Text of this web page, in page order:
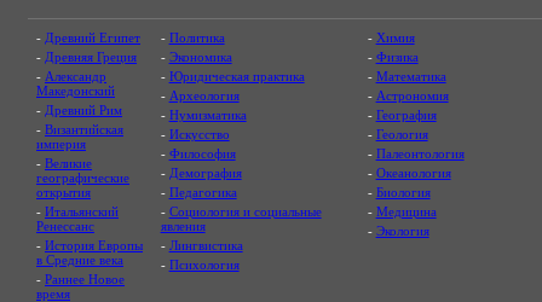
- Древний Египет
- Древняя Греция
- Александр
Македонский
- Древний Рим
- Византийская
империя
- Великие
географические
открытия
- Итальянский
Ренессанс
- История Европы
в Средние века
- Раннее Новое
время
- Политика
- Экономика
- Юридическая практика
- Археология
- Нумизматика
- Искусство
- Философия
- Демография
- Педагогика
- Социология и социальные
явления
- Лингвистика
- Психология
- Химия
- Физика
- Математика
- Астрономия
- География
- Геология
- Палеонтология
- Океанология
- Биология
- Медицина
- Экология